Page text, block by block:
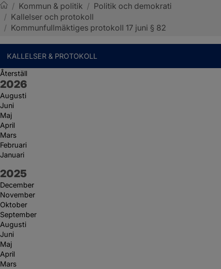
Sotenäs kommun
/ Kommun & politik / Politik och demokrati
/ Kallelser och protokoll
/ Kommunfullmäktiges protokoll 17 juni § 82
KALLELSER & PROTOKOLL
Återställ
År:
2026
Augusti
Juni
Maj
April
Mars
Februari
Januari
År:
2025
December
November
Oktober
September
Augusti
Juni
Maj
April
Mars